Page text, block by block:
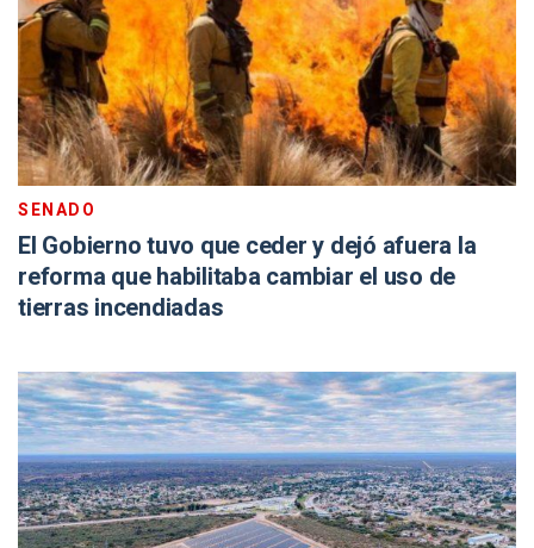
SENADO
El Gobierno tuvo que ceder y dejó afuera la
reforma que habilitaba cambiar el uso de
tierras incendiadas